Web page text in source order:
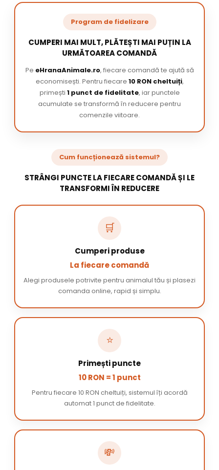
Program de fidelizare
CUMPERI MAI MULT, PLĂTEȘTI MAI PUȚIN LA
URMĂTOAREA COMANDĂ
Pe eHranaAnimale.ro, fiecare comandă te ajută să
economisești. Pentru fiecare 10 RON cheltuiți,
primești 1 punct de fidelitate, iar punctele
acumulate se transformă în reducere pentru
comenzile viitoare.
Cum funcționează sistemul?
STRÂNGI PUNCTE LA FIECARE COMANDĂ ȘI LE
TRANSFORMI ÎN REDUCERE
🛒
Cumperi produse
La fiecare comandă
Alegi produsele potrivite pentru animalul tău și plasezi
comanda online, rapid și simplu.
⭐
Primești puncte
10 RON = 1 punct
Pentru fiecare 10 RON cheltuiți, sistemul îți acordă
automat 1 punct de fidelitate.
💸